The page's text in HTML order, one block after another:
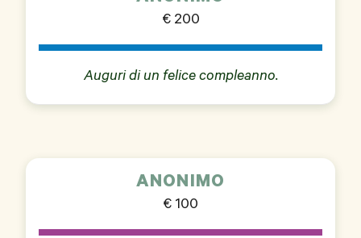
€ 200
Auguri di un felice compleanno.
ANONIMO
€ 100